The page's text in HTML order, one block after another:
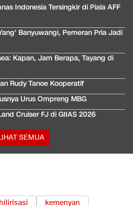
Indonesia Tersingkir di Piala AFF
Banyuwangi, Pemeran Pria Jadi
Kapan, Jam Berapa, Tayang di
Rudy Tanoe Kooperatif
Urus Ompreng MBG
Cruiser FJ di GIIAS 2026
SEMUA
hilirisasi kemenyan